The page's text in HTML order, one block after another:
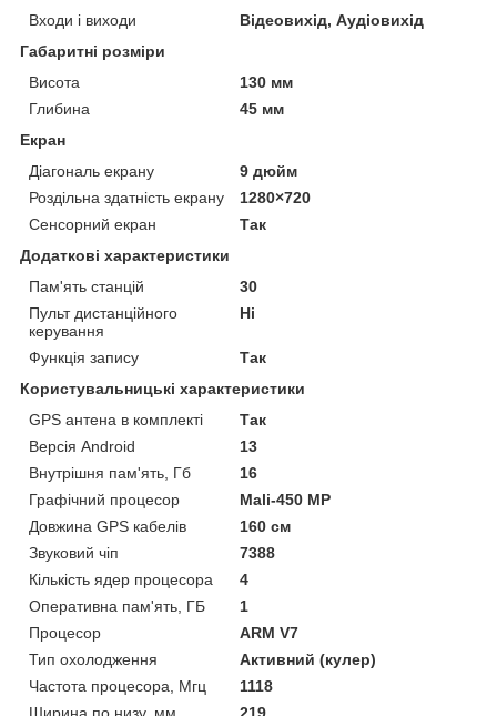
Входи і виходи
Відеовихід, Аудіовихід
Габаритні розміри
Висота
130 мм
Глибина
45 мм
Екран
Діагональ екрану
9 дюйм
Роздільна здатність екрану
1280×720
Сенсорний екран
Так
Додаткові характеристики
Пам'ять станцій
30
Пульт дистанційного
керування
Ні
Функція запису
Так
Користувальницькі характеристики
GPS антена в комплекті
Так
Версія Android
13
Внутрішня пам'ять, Гб
16
Графічний процесор
Mali-450 MP
Довжина GPS кабелів
160 см
Звуковий чіп
7388
Кількість ядер процесора
4
Оперативна пам'ять, ГБ
1
Процесор
ARM V7
Тип охолодження
Активний (кулер)
Частота процесора, Мгц
1118